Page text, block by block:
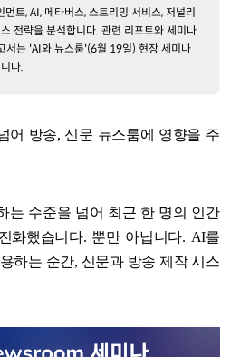
트, AI, 메타버스, 스트리밍 서비스, 저널리
전략을 분석합니다. 관련 리포트와 세미나
서는 'AI와 뉴스룸'(6월 19일) 현장 세미나
다.
어 방송, 신문 뉴스룸에 영향을 주
는 수준을 넘어 최근 한 명의 인간
화했습니다. 뿐만 아닙니다. AI를
하는 순간, 신문과 방송 제작 시스